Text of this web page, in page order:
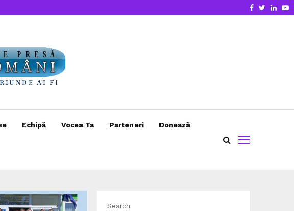
Facebook
Twitter
Echipă Vocea Ta Parteneri Donează
Search